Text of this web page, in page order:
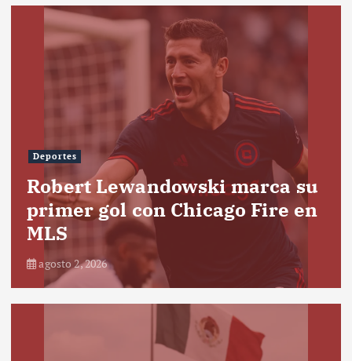
Deportes
Robert Lewandowski marca su
primer gol con Chicago Fire en
MLS
agosto 2, 2026